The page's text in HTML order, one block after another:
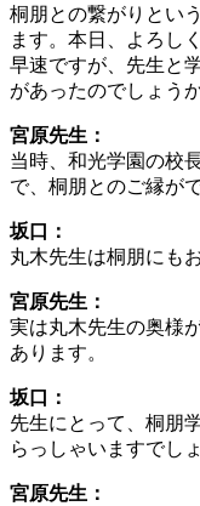
桐朋との繋がりとい
ます。本日、よろし
早速ですが、先生と
があったのでしょうか
宮原先生：
当時、和光学園の校
で、桐朋とのご縁が
坂口：
丸木先生は桐朋にも
宮原先生：
実は丸木先生の奥様
あります。
坂口：
先生にとって、桐朋
らっしゃいますでし
宮原先生：